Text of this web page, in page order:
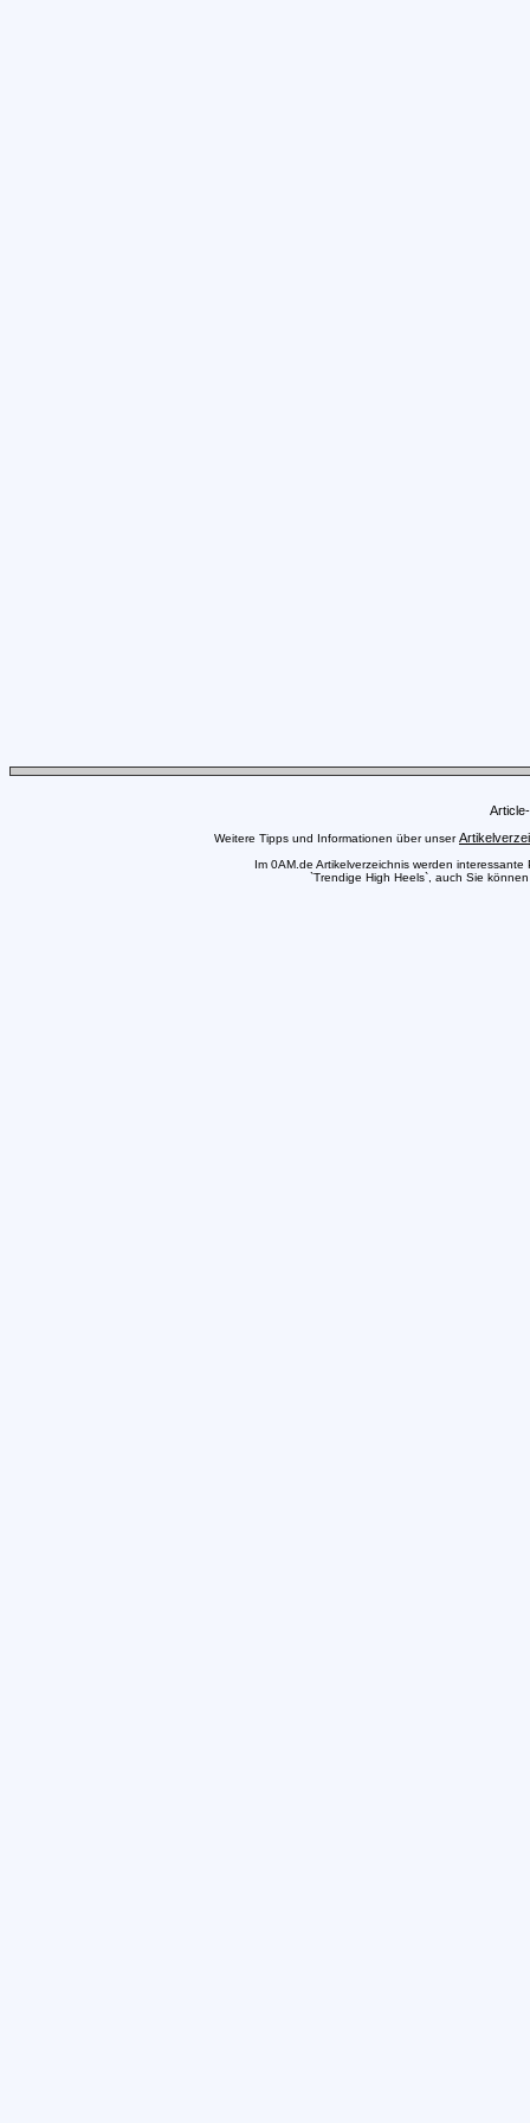
Weitere Tipps und Informationen über unser
Im 0AM.de Artikelverzeichnis werden
`Trendige High Heels`, auch Sie